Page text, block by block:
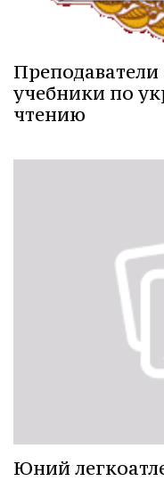
учебники по
чтению
Юний